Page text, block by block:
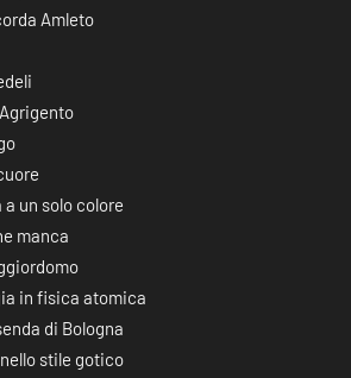
Amleto
un solo colore
manca
in fisica atomica
di Bologna
stile gotico